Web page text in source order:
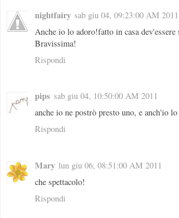
nightfairy sab giu 04, 09:23:00 AM 2011
Anche io lo adoro!fatto in casa dev'essere
Bravissima!
Rispondi
pips sab giu 04, 10:50:00 AM 2011
anche io ne postrò presto uno, e anch'io
Rispondi
Mary lun giu 06, 08:51:00 AM 2011
che spettacolo!
Rispondi